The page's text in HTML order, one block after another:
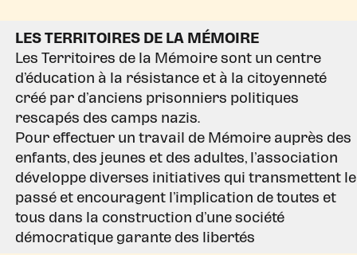
LES TERRITOIRES DE LA MÉMOIRE
Les Territoires de la Mémoire sont un centre
d’éducation à la résistance et à la citoyenneté
créé par d’anciens prisonniers politiques
rescapés des camps nazis.
Pour effectuer un travail de Mémoire auprès des
enfants, des jeunes et des adultes, l’association
développe diverses initiatives qui transmettent le
passé et encouragent l’implication de toutes et
tous dans la construction d’une société
démocratique garante des libertés